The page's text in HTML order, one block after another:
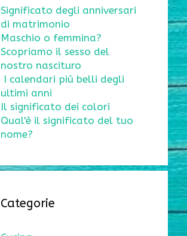
Significato degli anniversari
di matrimonio
Maschio o femmina?
Scopriamo il sesso del
nostro nascituro
I calendari più belli degli
ultimi anni
Il significato dei colori
Qual'è il significato del tuo
nome?
Categorie